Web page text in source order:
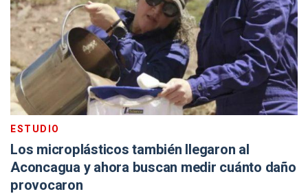
ESTUDIO
Los microplásticos también llegaron al
Aconcagua y ahora buscan medir cuánto daño
provocaron